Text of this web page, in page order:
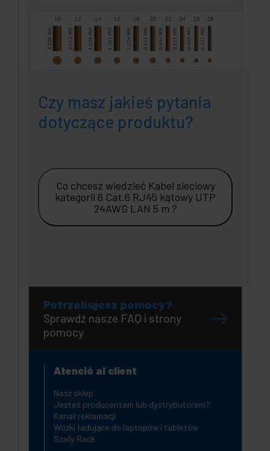
Czy masz jakieś pytania
dotyczące produktu?
Co chcesz wiedzieć Kabel sieciowy
kategorii 6 Cat.6 RJ45 kątowy UTP
24AWG LAN 5 m ?
Potrzebujesz pomocy?
Sprawdź nasze FAQ i strony
pomocy
Atenció al client
Nasz sklep
Jesteś producentem lub dystrybutorem?
Kanał reklamacji
Wózki ładujące do laptopów i tabletów
Szafy Rack